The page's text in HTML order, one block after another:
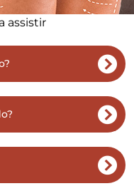
assistir